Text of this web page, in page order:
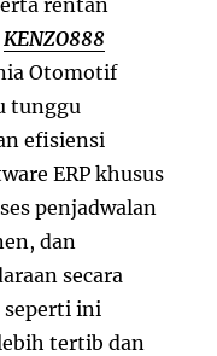
KENZO888
Otomotif
tunggu
efisiensi
ERP khusus
penjadwalan
dan
secara
ini
tertib dan